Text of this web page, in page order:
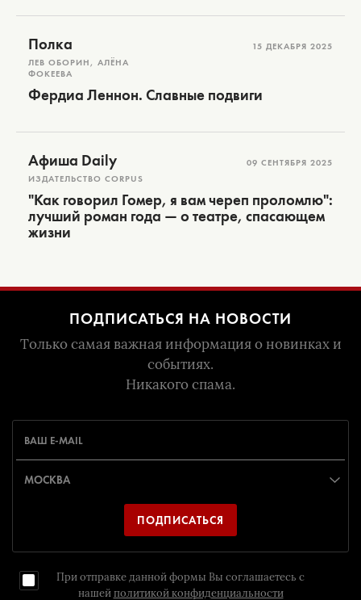
Полка
ЛЕВ ОБОРИН, АЛЁНА
ФОКЕЕВА
15 ДЕКАБРЯ 2025
Фердиа Леннон. Славные подвиги
Афиша Daily
ИЗДАТЕЛЬСТВО CORPUS
09 СЕНТЯБРЯ 2025
"Как говорил Гомер, я вам череп проломлю":
лучший роман года — о театре, спасающем
жизни
ПОДПИСАТЬСЯ НА НОВОСТИ
Только самая важная информация о новинках и
событиях.
Никакого спама.
ПОДПИСАТЬСЯ
При отправке данной формы Вы соглашаетесь с
нашей политикой конфиденциальности